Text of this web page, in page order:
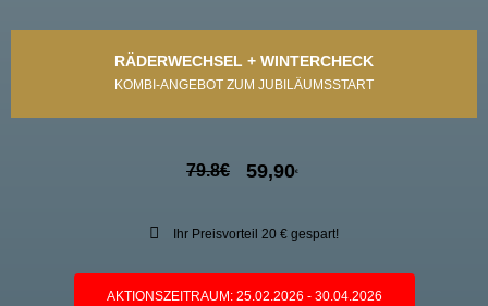
RÄDERWECHSEL + WINTERCHECK
KOMBI-ANGEBOT ZUM JUBILÄUMSSTART
79.8€ 59,90€
Ihr Preisvorteil 20 € gespart!
AKTIONSZEITRAUM: 25.02.2026 - 30.04.2026